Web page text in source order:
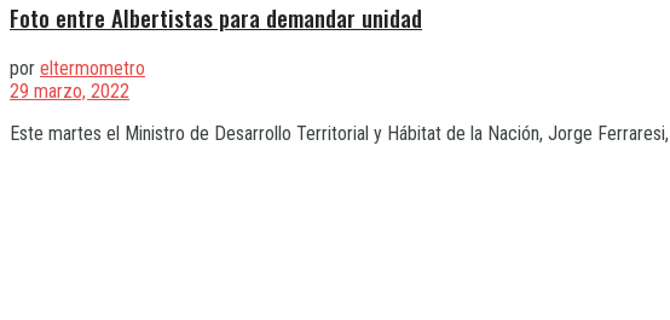
Foto entre Albertistas para demandar unidad
por eltermometro
29 marzo, 2022
Este martes el Ministro de Desarrollo Territorial y Hábitat de la Nación, Jorge